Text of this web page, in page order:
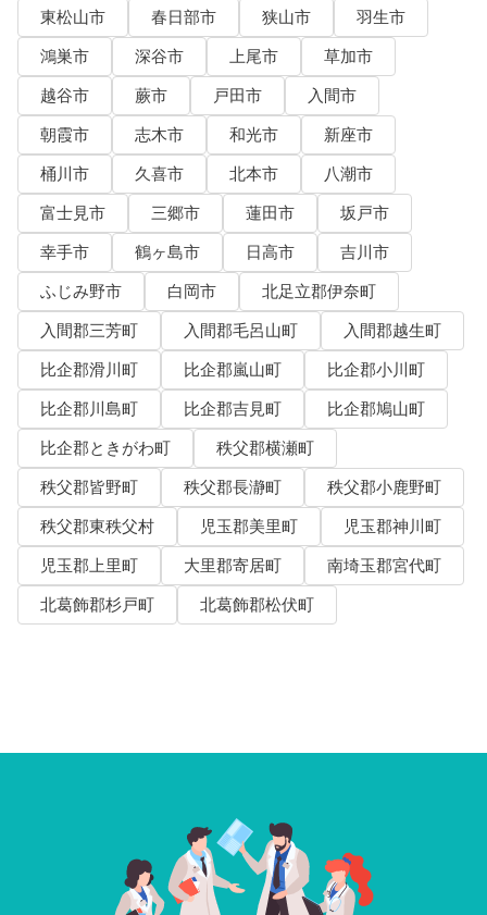
東松山市
春日部市 狭山市
羽生市
鴻巣市
深谷市 上尾市
草加市
越谷市
蕨市 戸田市
入間市
朝霞市
志木市 和光市
新座市
桶川市
久喜市 北本市
八潮市
富士見市
三郷市 蓮田市
坂戸市
幸手市
鶴ヶ島市 日高市
吉川市
ふじみ野市
白岡市
北足立郡伊奈町
入間郡三芳町
入間郡毛呂山町
入間郡越生町
比企郡滑川町
比企郡嵐山町
比企郡小川町
比企郡川島町
比企郡吉見町
比企郡鳩山町
比企郡ときがわ町
秩父郡横瀬町
秩父郡皆野町
秩父郡長瀞町
秩父郡小鹿野町
秩父郡東秩父村
児玉郡美里町
児玉郡神川町
児玉郡上里町
大里郡寄居町
南埼玉郡宮代町
北葛飾郡杉戸町
北葛飾郡松伏町